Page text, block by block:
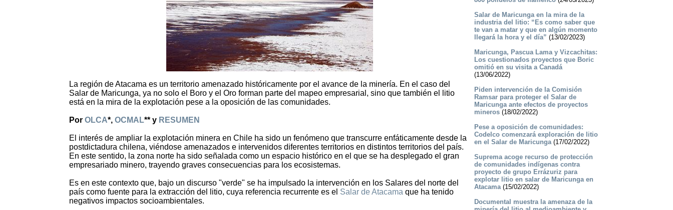
La región de Atacama es un territorio amenazado históricamente por el avance de la minería. En el caso del
Salar de Maricunga, ya no solo el Boro y el Oro forman parte del mapeo empresarial, sino que también el litio
está en la mira de la explotación pese a la oposición de las comunidades.
Por OLCA*, OCMAL** y RESUMEN
El interés de ampliar la explotación minera en Chile ha sido un fenómeno que transcurre enfáticamente desde la
postdictadura chilena, viéndose amenazados e intervenidos diferentes territorios en distintos territorios del país.
En este sentido, la zona norte ha sido señalada como un espacio histórico en el que se ha desplegado el gran
empresariado minero, trayendo graves consecuencias para los ecosistemas.
Es en este contexto que, bajo un discurso "verde" se ha impulsado la intervención en los Salares del norte del
país como fuente para la extracción del litio, cuya referencia recurrente es el Salar de Atacama que ha tenido
negativos impactos socioambientales.
Salar de Maricunga en la mira de la
industria del litio: “Es como saber que
te van a matar y que en algún momento
llegará la hora y el día” (13/02/2023)
Maricunga, Pascua Lama y Vizcachitas:
Los cuestionados proyectos que Boric
omitió en su visita a Canadá
(13/06/2022)
Piden intervención de la Comisión
Ramsar para proteger el Salar de
Maricunga ante efectos de proyectos
mineros(18/02/2022)
Pese a oposición de comunidades:
Codelco comenzará exploración de litio
en el Salar de Maricunga(17/02/2022)
Suprema acoge recurso de protección
de comunidades indígenas contra
proyecto de grupo Errázuriz para
explotar litio en salar de Maricunga en
Atacama(15/02/2022)
Documental muestra la amenaza de la